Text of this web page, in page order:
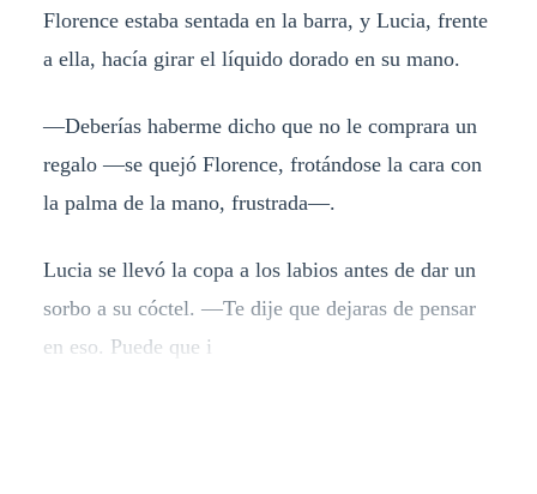
Florence estaba sentada en la barra, y Lucia, frente
a ella, hacía girar el líquido dorado en su mano.
—Deberías haberme dicho que no le comprara un
regalo —se quejó Florence, frotándose la cara con
la palma de la mano, frustrada—.
Lucia se llevó la copa a los labios antes de dar un
sorbo a su cóctel. —Te dije que dejaras de pensar
en eso. Puede que i